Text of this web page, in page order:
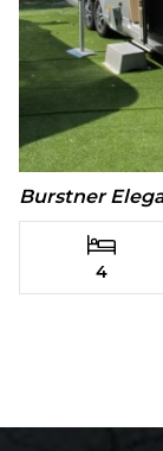
Burstner
4